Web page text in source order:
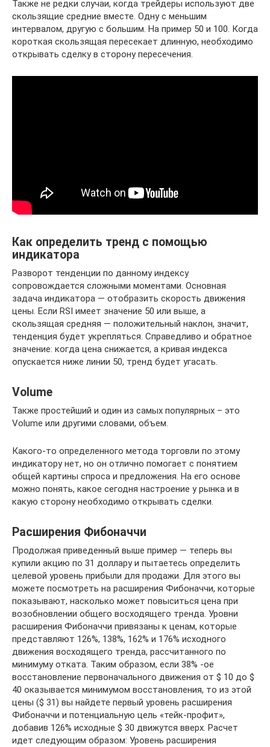
Также не редки случаи, когда трейдеры используют две
скользящие средние вместе. Одну с меньшим
интервалом, другую с большим. На пример 50 и 100. Когда
короткая скользящая пересекает длинную, необходимо
открывать сделку в сторону пересечения.
Как определить тренд с помощью
индикатора
Разворот тенденции по данному индексу
сопровождается сложными моментами. Основная
задача индикатора — отобразить скорость движения
цены. Если RSI имеет значение 50 или выше, а
скользящая средняя — положительный наклон, значит,
тенденция будет укрепляться. Справедливо и обратное
значение: когда цена снижается, а кривая индекса
опускается ниже линии 50, тренд будет угасать.
Volume
Также простейший и один из самых популярных – это
Volume или другими словами, объем.
Какого-то определенного метода торговли по этому
индикатору нет, но он отлично помогает с понятием
общей картины спроса и предложения. На его основе
можно понять, какое сегодня настроение у рынка и в
какую сторону необходимо открывать сделки.
Расширения Фибоначчи
Продолжая приведенный выше пример — теперь вы
купили акцию по 31 доллару и пытаетесь определить
целевой уровень прибыли для продажи. Для этого вы
можете посмотреть на расширения Фибоначчи, которые
показывают, насколько может повыситься цена при
возобновлении общего восходящего тренда. Уровни
расширения Фибоначчи привязаны к ценам, которые
представляют 126%, 138%, 162% и 176% исходного
движения восходящего тренда, рассчитанного по
минимуму отката. Таким образом, если 38% -ое
восстановление первоначального движения от $ 10 до $
40 оказывается минимумом восстановления, то из этой
цены ($ 31) вы найдете первый уровень расширения
Фибоначчи и потенциальную цель «тейк-профит»,
добавив 126% исходные $ 30 движутся вверх. Расчет
идет следующим образом: Уровень расширения